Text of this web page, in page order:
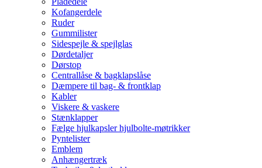
Kofangerdele
Ruder
Gummilister
Sidespejle & spejlglas
Dørdetaljer
Dørstop
Centrallåse & bagklapslåse
Dæmpere til bag- & frontklap
Kabler
Viskere & vaskere
Stænklapper
Fælge hjulkapsler hjulbolte-møtrikker
Pyntelister
Emblem
Anhængertræk